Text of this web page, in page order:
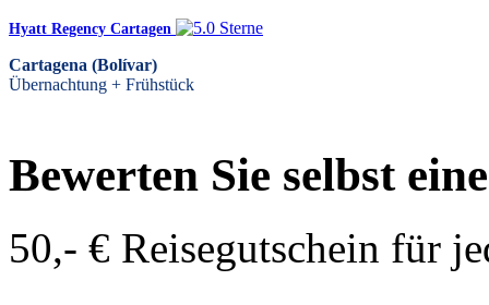
Hyatt Regency Cartagen
Cartagena (Bolívar)
Übernachtung + Frühstück
Bewerten Sie selbst
50,- € Reisegutschein für